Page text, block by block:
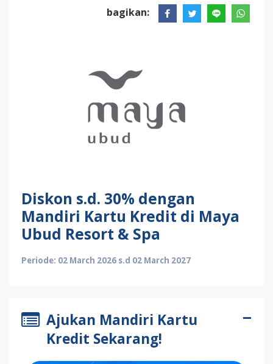
bagikan:
Diskon s.d. 30% dengan
Mandiri Kartu Kredit di Maya
Ubud Resort & Spa
Periode: 02 March 2026 s.d 02 March 2027
Ajukan Mandiri Kartu
Kredit Sekarang!